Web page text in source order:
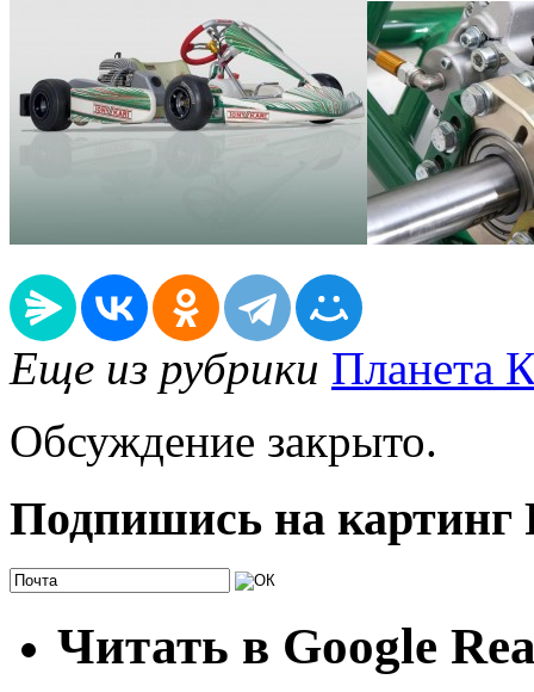
Еще из рубрики Планета
Обсуждение закрыто.
Подпишись на картинг
Читать в Google